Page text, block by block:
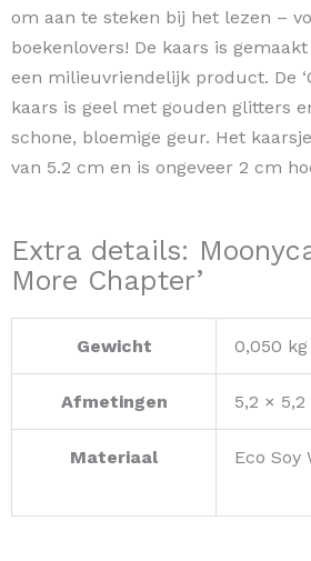
om aan te steken bij het lezen –
boekenlovers! De kaars is
een milieuvriendelijk product. De
kaars is geel met gouden glitters
schone, bloemige geur. Het
van 5.2 cm en is ongeveer 2 cm
Extra details:
More Chapter’
Gewicht 0,050 kg
Afmetingen 5,2 ×
Materiaal Eco Soy